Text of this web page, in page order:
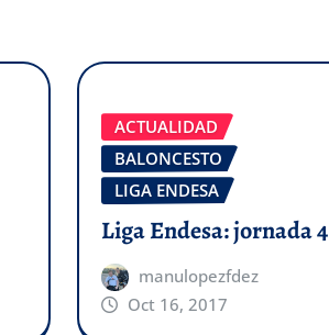
ACTUALIDAD
BALONCESTO
LIGA ENDESA
Liga Endesa: jornada 4
manulopezfdez
Oct 16, 2017